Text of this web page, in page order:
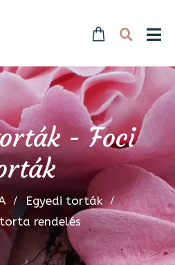
- Foci
Egyedi torták
rendelés